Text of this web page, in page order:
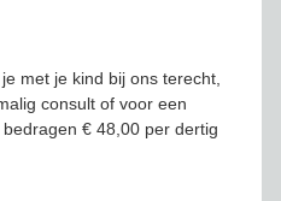
met je kind bij ons terecht,
consult of voor een
€ 48,00 per dertig